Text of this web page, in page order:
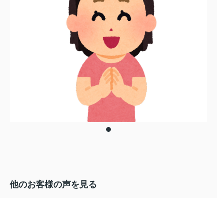
他のお客様の声を見る